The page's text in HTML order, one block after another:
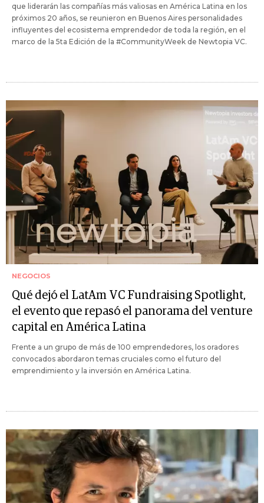
que liderarán las compañías más valiosas en América Latina en los
próximos 20 años, se reunieron en Buenos Aires personalidades
influyentes del ecosistema emprendedor de toda la región, en el
marco de la 5ta Edición de la #CommunityWeek de Newtopia VC.
NEGOCIOS
Qué dejó el LatAm VC Fundraising Spotlight,
el evento que repasó el panorama del venture
capital en América Latina
Frente a un grupo de más de 100 emprendedores, los oradores
convocados abordaron temas cruciales como el futuro del
emprendimiento y la inversión en América Latina.